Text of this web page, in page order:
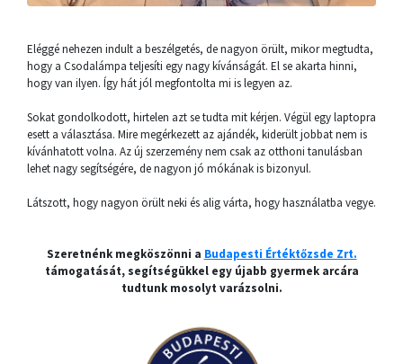
Eléggé nehezen indult a beszélgetés, de nagyon örült, mikor megtudta,
hogy a Csodalámpa teljesíti egy nagy kívánságát. El se akarta hinni,
hogy van ilyen. Így hát jól megfontolta mi is legyen az.
Sokat gondolkodott, hirtelen azt se tudta mit kérjen. Végül egy laptopra
esett a választása. Mire megérkezett az ajándék, kiderült jobbat nem is
kívánhatott volna. Az új szerzemény nem csak az otthoni tanulásban
lehet nagy segítségére, de nagyon jó mókának is bizonyul.
Látszott, hogy nagyon örült neki és alig várta, hogy használatba vegye.
Szeretnénk megköszönni a Budapesti Értéktőzsde Zrt.
támogatását, segítségükkel egy újabb gyermek arcára
tudtunk mosolyt varázsolni.